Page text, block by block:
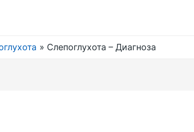
Слепоглухота – Диагноза